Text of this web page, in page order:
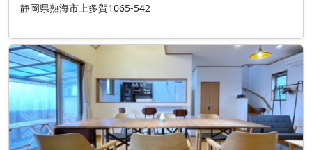
静岡県熱海市上多賀1065-542